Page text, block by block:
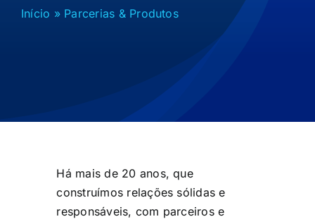
Início » Parcerias & Produtos
Há mais de 20 anos, que
construímos relações sólidas e
responsáveis, com parceiros e